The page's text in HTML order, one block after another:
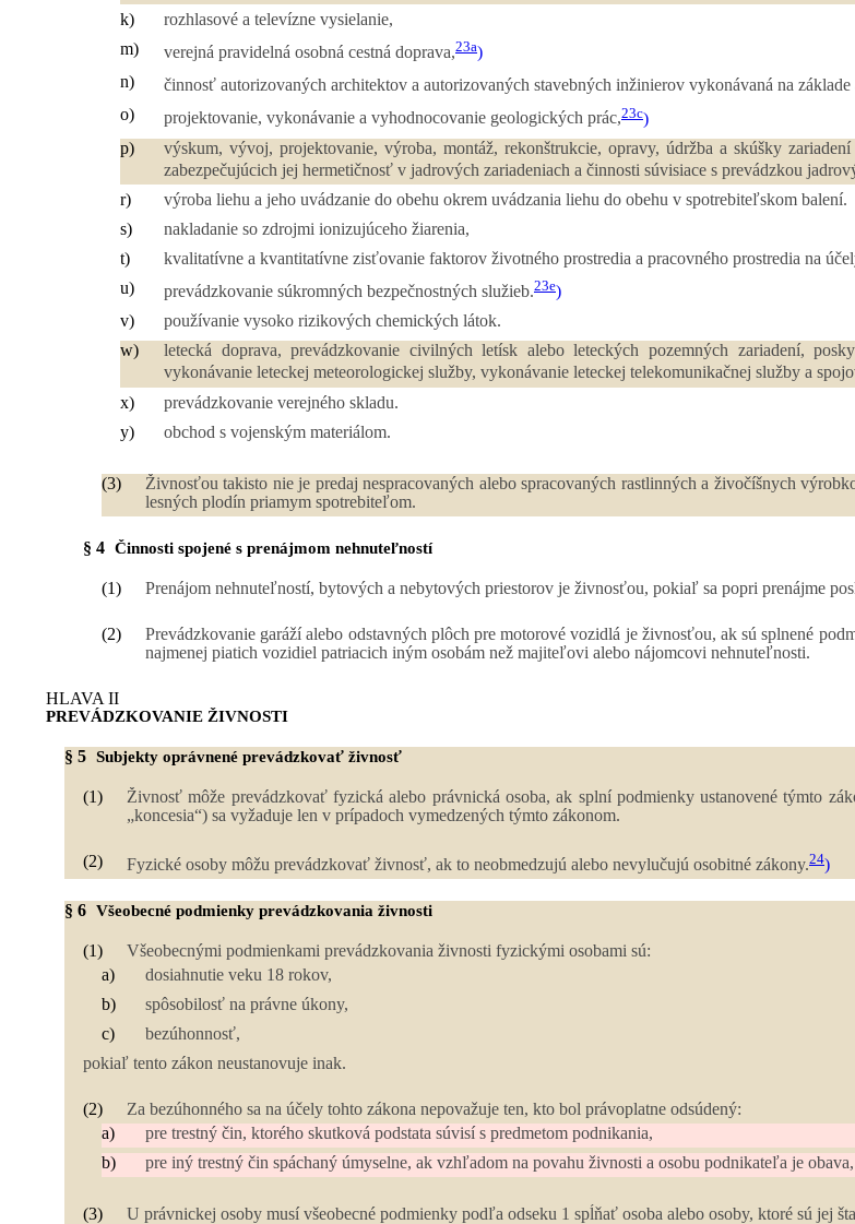
k)
rozhlasové a televízne vysielanie,
m)
verejná pravidelná osobná cestná doprava,23a)
n)
činnosť autorizovaných architektov a autorizovaných stavebných inžinierov vykonávaná na základe
o)
projektovanie, vykonávanie a vyhodnocovanie geologických prác,23c)
p)
výskum, vývoj, projektovanie, výroba, montáž, rekonštrukcie, opravy, údržba a skúšky
zabezpečujúcich jej hermetičnosť v jadrových zariadeniach a činnosti súvisiace s prevádzkou
r)
výroba liehu a jeho uvádzanie do obehu okrem uvádzania liehu do obehu v spotrebiteľskom balení.
s)
nakladanie so zdrojmi ionizujúceho žiarenia,
t)
kvalitatívne a kvantitatívne zisťovanie faktorov životného prostredia a pracovného prostredia na
u)
prevádzkovanie súkromných bezpečnostných služieb.23e)
v)
používanie vysoko rizikových chemických látok.
w)
letecká doprava, prevádzkovanie civilných letísk alebo leteckých pozemných zariadení,
vykonávanie leteckej meteorologickej služby, vykonávanie leteckej telekomunikačnej služby a
x)
prevádzkovanie verejného skladu.
y)
obchod s vojenským materiálom.
(3)
Živnosťou takisto nie je predaj nespracovaných alebo spracovaných rastlinných a živočíšnych
lesných plodín priamym spotrebiteľom.
§ 4 Činnosti spojené s prenájmom nehnuteľností
(1) Prenájom nehnuteľností, bytových a nebytových priestorov je živnosťou, pokiaľ sa popri prenájme
(2)
Prevádzkovanie garáží alebo odstavných plôch pre motorové vozidlá je živnosťou, ak sú splnené
najmenej piatich vozidiel patriacich iným osobám než majiteľovi alebo nájomcovi nehnuteľnosti.
HLAVA II
PREVÁDZKOVANIE ŽIVNOSTI
§ 5 Subjekty oprávnené prevádzkovať živnosť
(1)
Živnosť môže prevádzkovať fyzická alebo právnická osoba, ak splní podmienky ustanovené týmto
„koncesia“) sa vyžaduje len v prípadoch vymedzených týmto zákonom.
(2) Fyzické osoby môžu prevádzkovať živnosť, ak to neobmedzujú alebo nevylučujú osobitné zákony.24)
§ 6 Všeobecné podmienky prevádzkovania živnosti
(1)
Všeobecnými podmienkami prevádzkovania živnosti fyzickými osobami sú:
a)
dosiahnutie veku 18 rokov,
b)
spôsobilosť na právne úkony,
c)
bezúhonnosť,
pokiaľ tento zákon neustanovuje inak.
(2)
Za bezúhonného sa na účely tohto zákona nepovažuje ten, kto bol právoplatne odsúdený:
a)
pre trestný čin, ktorého skutková podstata súvisí s predmetom podnikania,
b)
pre iný trestný čin spáchaný úmyselne, ak vzhľadom na povahu živnosti a osobu podnikateľa je
(3) U právnickej osoby musí všeobecné podmienky podľa odseku 1 spĺňať osoba alebo osoby, ktoré sú jej